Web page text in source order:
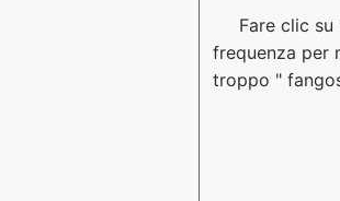
Fare clic
frequenza per
troppo "